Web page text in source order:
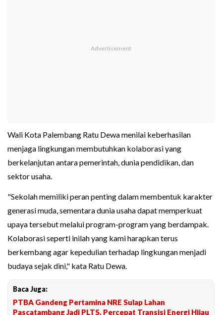
Wali Kota Palembang Ratu Dewa menilai keberhasilan
menjaga lingkungan membutuhkan kolaborasi yang
berkelanjutan antara pemerintah, dunia pendidikan, dan
sektor usaha.
"Sekolah memiliki peran penting dalam membentuk karakter
generasi muda, sementara dunia usaha dapat memperkuat
upaya tersebut melalui program-program yang berdampak.
Kolaborasi seperti inilah yang kami harapkan terus
berkembang agar kepedulian terhadap lingkungan menjadi
budaya sejak dini," kata Ratu Dewa.
Baca Juga:
PTBA Gandeng Pertamina NRE Sulap Lahan
Pascatambang Jadi PLTS, Percepat Transisi Energi Hijau